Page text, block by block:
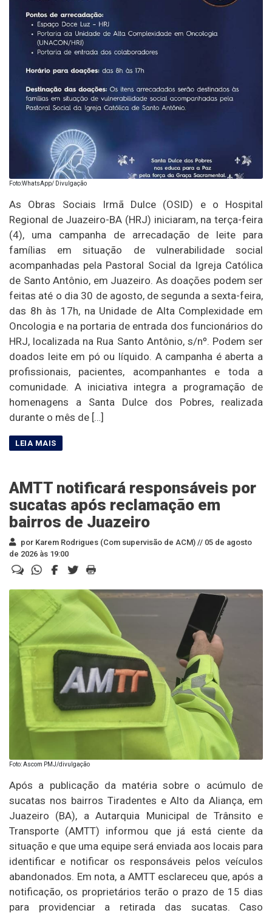
Foto:WhatsApp/ Divulgação
As Obras Sociais Irmã Dulce (OSID) e o Hospital
Regional de Juazeiro-BA (HRJ) iniciaram, na terça-feira
(4), uma campanha de arrecadação de leite para
famílias em situação de vulnerabilidade social
acompanhadas pela Pastoral Social da Igreja Católica
de Santo Antônio, em Juazeiro. As doações podem ser
feitas até o dia 30 de agosto, de segunda a sexta-feira,
das 8h às 17h, na Unidade de Alta Complexidade em
Oncologia e na portaria de entrada dos funcionários do
HRJ, localizada na Rua Santo Antônio, s/nº. Podem ser
doados leite em pó ou líquido. A campanha é aberta a
profissionais, pacientes, acompanhantes e toda a
comunidade. A iniciativa integra a programação de
homenagens a Santa Dulce dos Pobres, realizada
durante o mês de […]
AMTT notificará responsáveis por
sucatas após reclamação em
bairros de Juazeiro
por Karem Rodrigues (Com supervisão de ACM) // 05 de agosto
de 2026 às 19:00
Foto: Ascom PMJ/divulgação
Após a publicação da matéria sobre o acúmulo de
sucatas nos bairros Tiradentes e Alto da Aliança, em
Juazeiro (BA), a Autarquia Municipal de Trânsito e
Transporte (AMTT) informou que já está ciente da
situação e que uma equipe será enviada aos locais para
identificar e notificar os responsáveis pelos veículos
abandonados. Em nota, a AMTT esclareceu que, após a
notificação, os proprietários terão o prazo de 15 dias
para providenciar a retirada das sucatas. Caso